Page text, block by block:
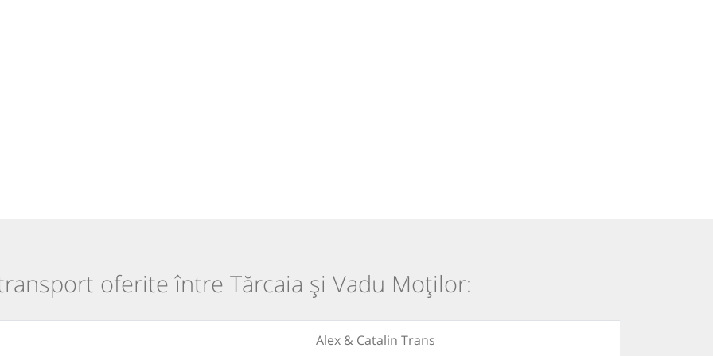
oferite între Tărcaia și Vadu Moților:
Alex & Catalin Trans